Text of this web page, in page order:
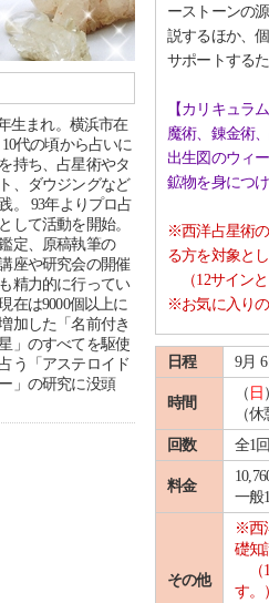
生まれ。横浜市在
代の頃から占いに
持ち、占星術やタ
、ダウジングなど
。 93年よりプロ占
して活動を開始。
定、原稿執筆の
座や研究会の開催
精力的に行ってい
在は9000個以上に
加した「名前付き
」のすべてを駆使
う「アステロイド
」の研究に没頭
ーストーンの
説するほか、
サポートする
【カリキュラム
魔術、錬金術
出生図のウィ
鉱物を身につ
※西洋占星術
る方を対象と
（12サインと
※お気に入り
日程 9月 6
時間
（ 日
（
回数
全1回
料金
一般
その他
※西
礎知
（
す。